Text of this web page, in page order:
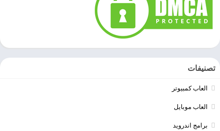
تصنيفات
العاب كمبيوتر
العاب موبايل
برامج اندرويد